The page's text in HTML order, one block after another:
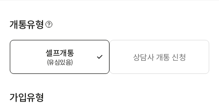
개통유형
셀프개통
(유심있음) 상담사 개통 신청
가입유형